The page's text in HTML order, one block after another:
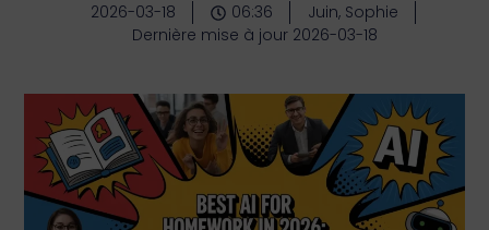
2026-03-18 06:36
Juin, Sophie
Dernière mise à jour 2026-03-18